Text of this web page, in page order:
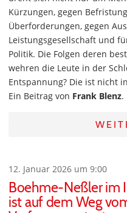
Kürzungen, gegen
Überforderungen, gegen
Leistungsgesellschaft und
Politik. Die Folgen deren
wehren die Leute in der
Entspannung? Die ist nicht
Ein Beitrag von Frank Blenz.
12. Januar 2026 um 9:00
Boehme-Neßler im
ist auf dem Weg